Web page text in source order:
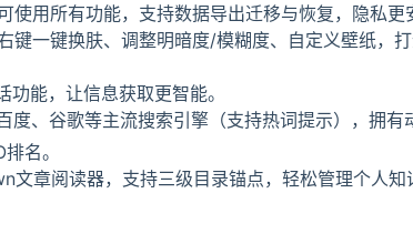
使用所有功能，支持数据导出迁移与恢复，隐私更
键一键换肤、调整明暗度/模糊度、自定义壁纸，
能，让信息获取更智能。
度、谷歌等主流搜索引擎（支持热词提示），拥有
名。
文章阅读器，支持三级目录锚点，轻松管理个人知